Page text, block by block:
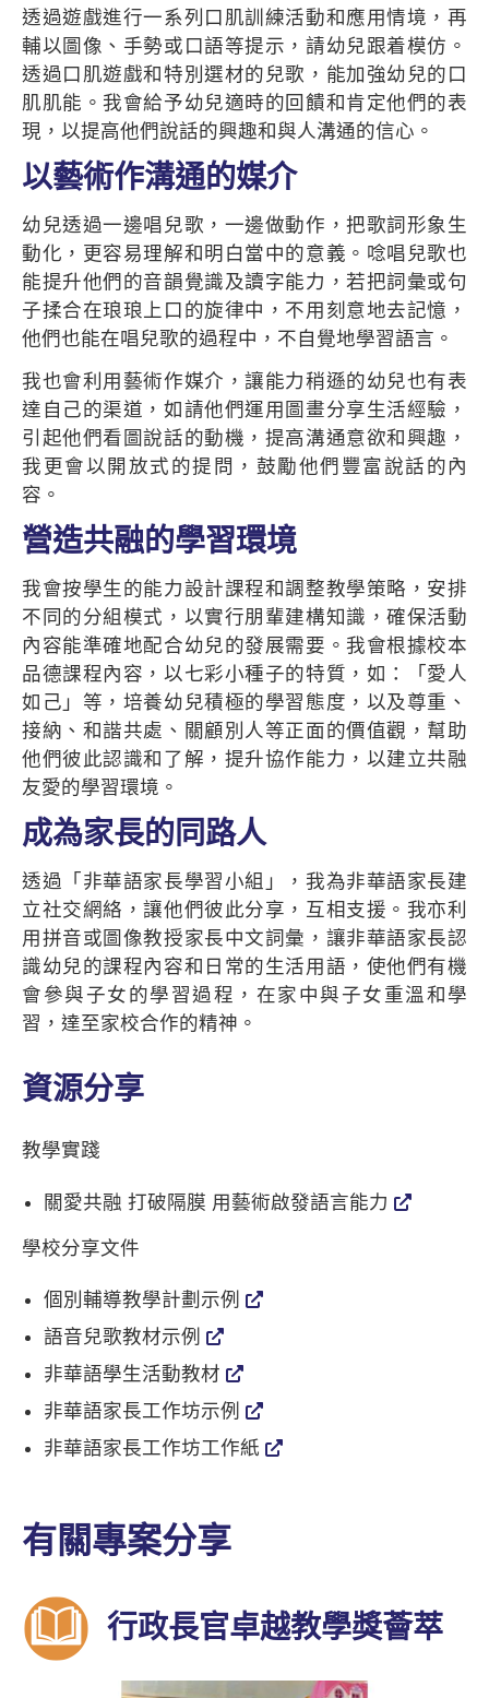
透過遊戲進行一系列口肌訓練活動和應用情境，再
輔以圖像、手勢或口語等提示，請幼兒跟着模仿。
透過口肌遊戲和特別選材的兒歌，能加強幼兒的口
肌肌能。我會給予幼兒適時的回饋和肯定他們的表
現，以提高他們說話的興趣和與人溝通的信心。
以藝術作溝通的媒介
幼兒透過一邊唱兒歌，一邊做動作，把歌詞形象生
動化，更容易理解和明白當中的意義。唸唱兒歌也
能提升他們的音韻覺識及讀字能力，若把詞彙或句
子揉合在琅琅上口的旋律中，不用刻意地去記憶，
他們也能在唱兒歌的過程中，不自覺地學習語言。
我也會利用藝術作媒介，讓能力稍遜的幼兒也有表
達自己的渠道，如請他們運用圖畫分享生活經驗，
引起他們看圖說話的動機，提高溝通意欲和興趣，
我更會以開放式的提問，鼓勵他們豐富說話的內
容。
營造共融的學習環境
我會按學生的能力設計課程和調整教學策略，安排
不同的分組模式，以實行朋輩建構知識，確保活動
內容能準確地配合幼兒的發展需要。我會根據校本
品德課程內容，以七彩小種子的特質，如：「愛人
如己」等，培養幼兒積極的學習態度，以及尊重、
接納、和諧共處、關顧別人等正面的價值觀，幫助
他們彼此認識和了解，提升協作能力，以建立共融
友愛的學習環境。
成為家長的同路人
透過「非華語家長學習小組」，我為非華語家長建
立社交網絡，讓他們彼此分享，互相支援。我亦利
用拼音或圖像教授家長中文詞彙，讓非華語家長認
識幼兒的課程內容和日常的生活用語，使他們有機
會參與子女的學習過程，在家中與子女重溫和學
習，達至家校合作的精神。
資源分享
教學實踐
關愛共融 打破隔膜 用藝術啟發語言能力
學校分享文件
個別輔導教學計劃示例
語音兒歌教材示例
非華語學生活動教材
非華語家長工作坊示例
非華語家長工作坊工作紙
有關專案分享
行政長官卓越教學獎薈萃